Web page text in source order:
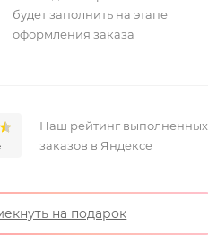
будет заполнить на этапе
оформления заказа
Наш рейтинг выполненных
заказов в Яндексе
на подарок